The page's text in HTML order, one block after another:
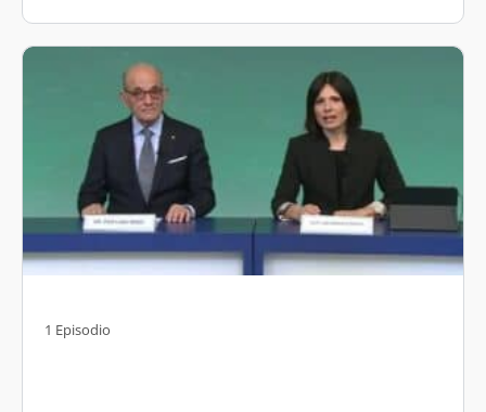
1 Episodio